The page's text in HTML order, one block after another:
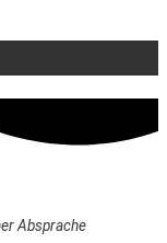
Absprache